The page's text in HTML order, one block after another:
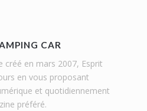
CAR
créé en mars 2007, Esprit
en vous proposant
et quotidiennement
préféré.